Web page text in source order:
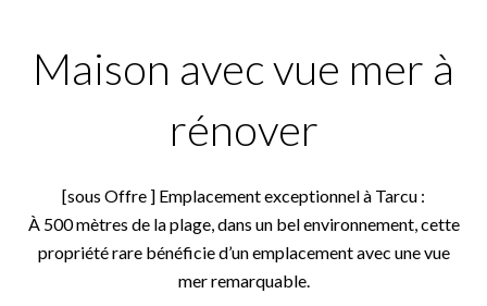
Maison avec vue mer à
rénover
[sous Offre ] Emplacement exceptionnel à Tarcu :
À 500 mètres de la plage, dans un bel environnement, cette
propriété rare bénéficie d’un emplacement avec une vue
mer remarquable.